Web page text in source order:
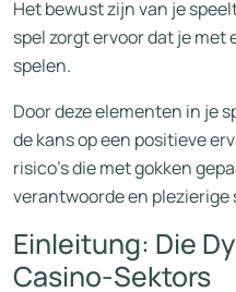
Het bewust zijn van je
spel zorgt ervoor dat je
spelen.
Door deze elementen in je
de kans op een positieve
risico’s die met gokken
verantwoorde en plezierige
Einleitung: Die
Casino-Sektors